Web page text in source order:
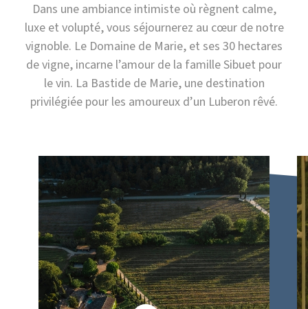
Dans une ambiance intimiste où règnent calme,
luxe et volupté, vous séjournerez au cœur de notre
vignoble. Le Domaine de Marie, et ses 30 hectares
de vigne, incarne l’amour de la famille Sibuet pour
le vin. La Bastide de Marie, une destination
privilégiée pour les amoureux d’un Luberon rêvé.